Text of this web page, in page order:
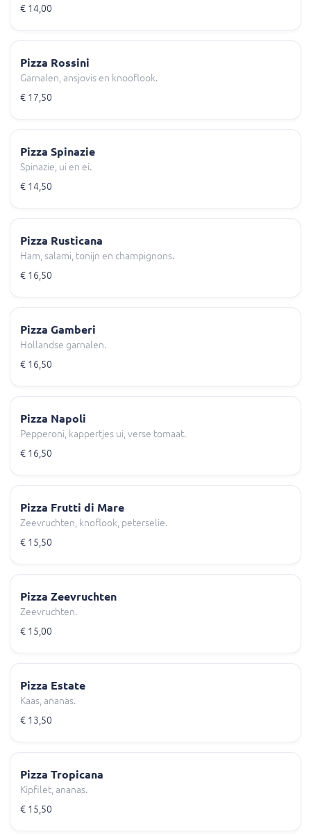
€ 14,00
Pizza Rossini
Garnalen, ansjovis en knooflook.
€ 17,50
Pizza Spinazie
Spinazie, ui en ei.
€ 14,50
Pizza Rusticana
Ham, salami, tonijn en champignons.
€ 16,50
Pizza Gamberi
Hollandse garnalen.
€ 16,50
Pizza Napoli
Pepperoni, kappertjes ui, verse tomaat.
€ 16,50
Pizza Frutti di Mare
Zeevruchten, knoflook, peterselie.
€ 15,50
Pizza Zeevruchten
Zeevruchten.
€ 15,00
Pizza Estate
Kaas, ananas.
€ 13,50
Pizza Tropicana
Kipfilet, ananas.
€ 15,50